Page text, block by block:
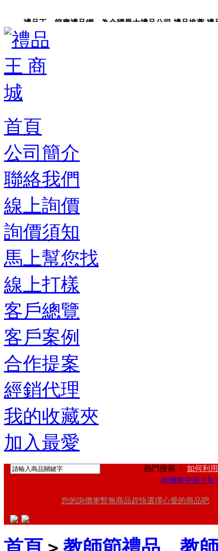
禮品王 節慶禮品網 為全國最大禮品公司,禮品推薦,禮
卡,企業禮品,禮品小物,高級禮品,禮品網站。
首頁
公司簡介
聯絡我們
線上詢價
詢價須知
馬上幫您找
線上打樣
客戶總覽
客戶案例
合作提案
經銷代理
我的收藏夾
加入最愛
熱門搜索 ： 如何利
詢價車中有 0
您的詢價車暫無商品趕快選擇心愛的商品吧